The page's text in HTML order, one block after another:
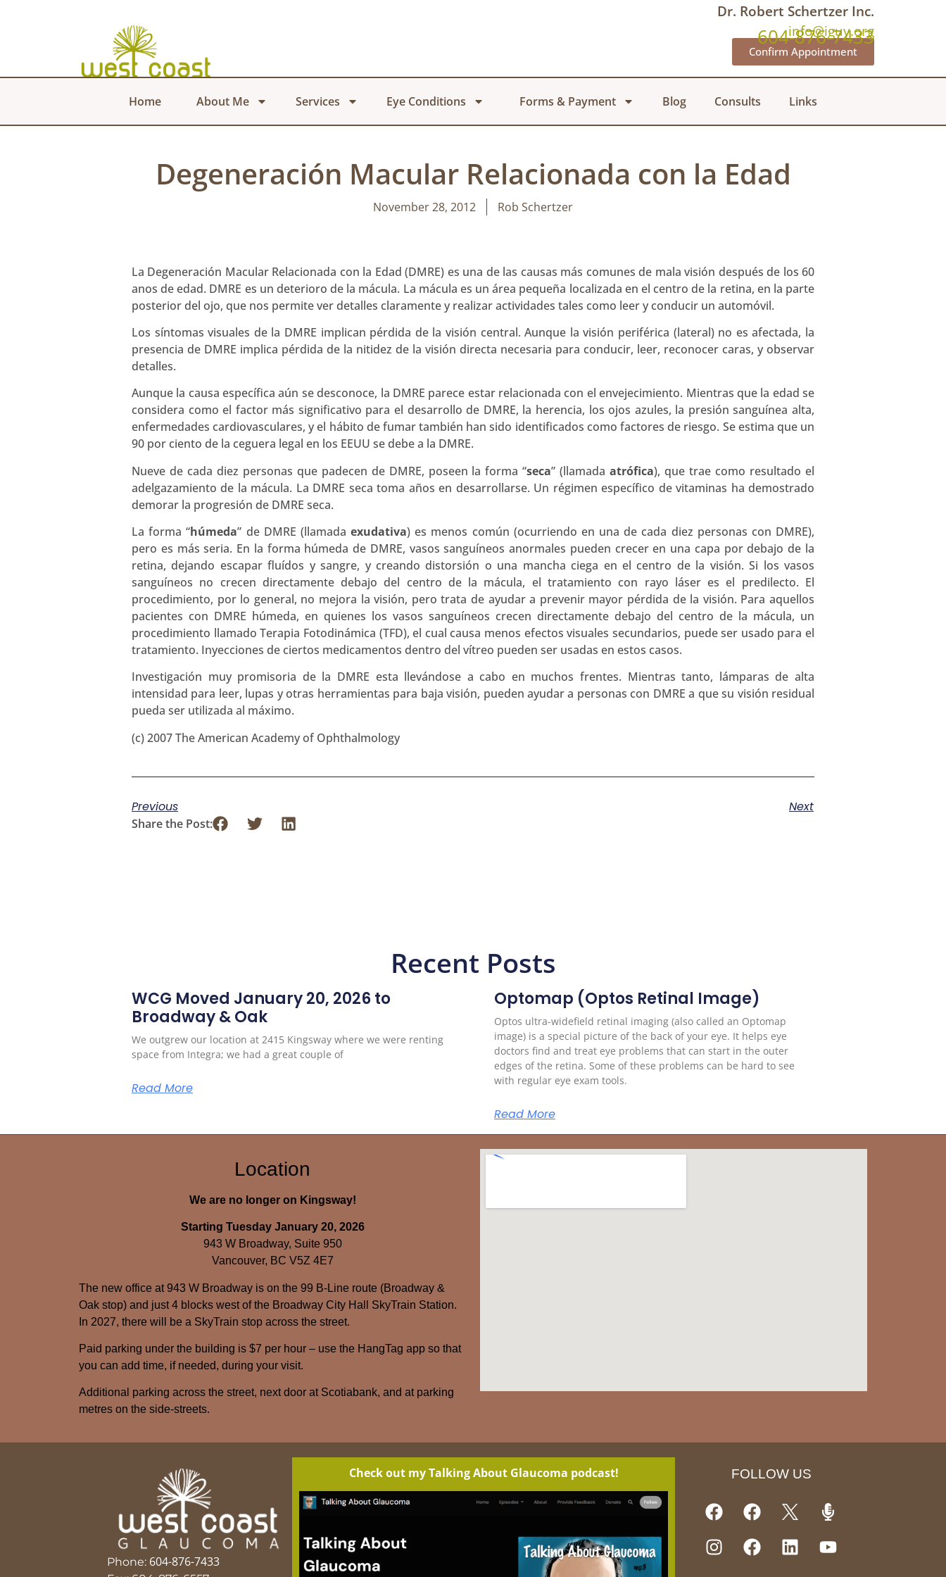
Dr. Robert Schertzer Inc.
info@iguy.org
604-876-7433
Confirm Appointment
Home About Me Services Eye Conditions Forms & Payment Blog Consults Links
Degeneración Macular Relacionada con la Edad
November 28, 2012 Rob Schertzer
La Degeneración Macular Relacionada con la Edad (DMRE) es una de las causas más comunes de mala visión después de los 60
anos de edad. DMRE es un deterioro de la mácula. La mácula es un área pequeña localizada en el centro de la retina, en la parte
posterior del ojo, que nos permite ver detalles claramente y realizar actividades tales como leer y conducir un automóvil.
Los síntomas visuales de la DMRE implican pérdida de la visión central. Aunque la visión periférica (lateral) no es afectada, la
presencia de DMRE implica pérdida de la nitidez de la visión directa necesaria para conducir, leer, reconocer caras, y observar
detalles.
Aunque la causa específica aún se desconoce, la DMRE parece estar relacionada con el envejecimiento. Mientras que la edad se
considera como el factor más significativo para el desarrollo de DMRE, la herencia, los ojos azules, la presión sanguínea alta,
enfermedades cardiovasculares, y el hábito de fumar también han sido identificados como factores de riesgo. Se estima que un
90 por ciento de la ceguera legal en los EEUU se debe a la DMRE.
Nueve de cada diez personas que padecen de DMRE, poseen la forma “seca” (llamadaatrófica), que trae como resultado el
adelgazamiento de la mácula. La DMRE seca toma años en desarrollarse. Un régimen específico de vitaminas ha demostrado
demorar la progresión de DMRE seca.
La forma “húmeda” de DMRE (llamadaexudativa) es menos común (ocurriendo en una de cada diez personas con DMRE),
pero es más seria. En la forma húmeda de DMRE, vasos sanguíneos anormales pueden crecer en una capa por debajo de la
retina, dejando escapar fluídos y sangre, y creando distorsión o una mancha ciega en el centro de la visión. Si los vasos
sanguíneos no crecen directamente debajo del centro de la mácula, el tratamiento con rayo láser es el predilecto. El
procedimiento, por lo general, no mejora la visión, pero trata de ayudar a prevenir mayor pérdida de la visión. Para aquellos
pacientes con DMRE húmeda, en quienes los vasos sanguíneos crecen directamente debajo del centro de la mácula, un
procedimiento llamado Terapia Fotodinámica (TFD), el cual causa menos efectos visuales secundarios, puede ser usado para el
tratamiento. Inyecciones de ciertos medicamentos dentro del vítreo pueden ser usadas en estos casos.
Investigación muy promisoria de la DMRE esta llevándose a cabo en muchos frentes. Mientras tanto, lámparas de alta
intensidad para leer, lupas y otras herramientas para baja visión, pueden ayudar a personas con DMRE a que su visión residual
pueda ser utilizada al máximo.
(c) 2007 The American Academy of Ophthalmology
Previous Next
Share the Post:
Recent Posts
WCG Moved January 20, 2026 to
Broadway & Oak
We outgrew our location at 2415 Kingsway where we were renting
space from Integra; we had a great couple of
Read More
Optomap (Optos Retinal Image)
Optos ultra-widefield retinal imaging (also called an Optomap
image) is a special picture of the back of your eye. It helps eye
doctors find and treat eye problems that can start in the outer
edges of the retina. Some of these problems can be hard to see
with regular eye exam tools.
Read More
Location
We are no longer on Kingsway!
Starting Tuesday January 20, 2026
943 W Broadway, Suite 950
Vancouver, BC V5Z 4E7
The new office at 943 W Broadway is on the 99 B-Line route (Broadway &
Oak stop) and just 4 blocks west of the Broadway City Hall SkyTrain Station.
In 2027, there will be a SkyTrain stop across the street.
Paid parking under the building is $7 per hour – use the HangTag app so that
you can add time, if needed, during your visit.
Additional parking across the street, next door at Scotiabank, and at parking
metres on the side-streets.
Phone: 604-876-7433
Check out my Talking About Glaucoma podcast! FOLLOW US